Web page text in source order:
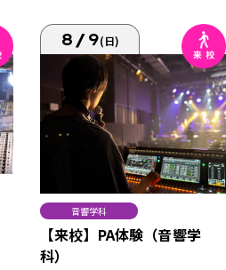
8/9(日)
音響学科
【来校】PA体験（音響学
科）